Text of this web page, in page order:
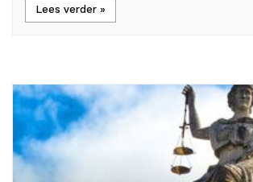
Lees verder »